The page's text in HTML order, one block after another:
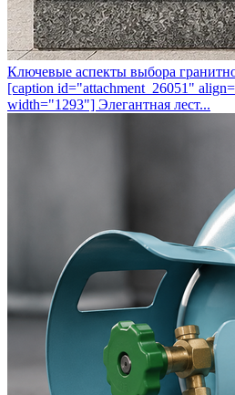
Ключевые аспекты выбора
[caption id="attachment_26051"
width="1293"] Элегантная лест...